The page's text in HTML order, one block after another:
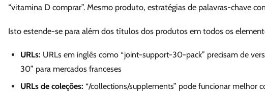
“vitamina D comprar”. Mesmo produto, estratégias de palavras-chave
Isto estende-se para além dos títulos dos produtos em todos os
URLs: URLs em inglês como “joint-support-30-pack” precisam de
30” para mercados franceses
URLs de coleções: “/collections/supplements” pode funcionar melhor